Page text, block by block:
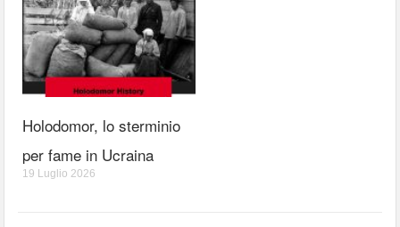
Holodomor, lo sterminio
per fame in Ucraina
19 Luglio 2026